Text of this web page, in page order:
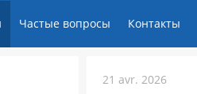
Частые вопросы Контакты
21 avr. 2026